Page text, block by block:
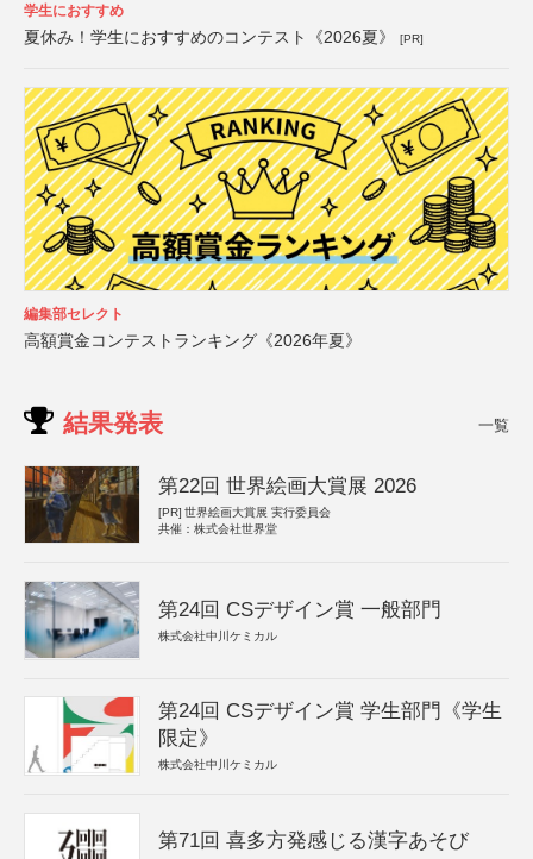
学生におすすめ
夏休み！学生におすすめのコンテスト《2026夏》 [PR]
編集部セレクト
高額賞金コンテストランキング《2026年夏》
結果発表 一覧
第22回 世界絵画大賞展 2026
[PR] 世界絵画大賞展 実行委員会
共催：株式会社世界堂
第24回 CSデザイン賞 一般部門
株式会社中川ケミカル
第24回 CSデザイン賞 学生部門《学生
限定》
株式会社中川ケミカル
第71回 喜多方発感じる漢字あそび